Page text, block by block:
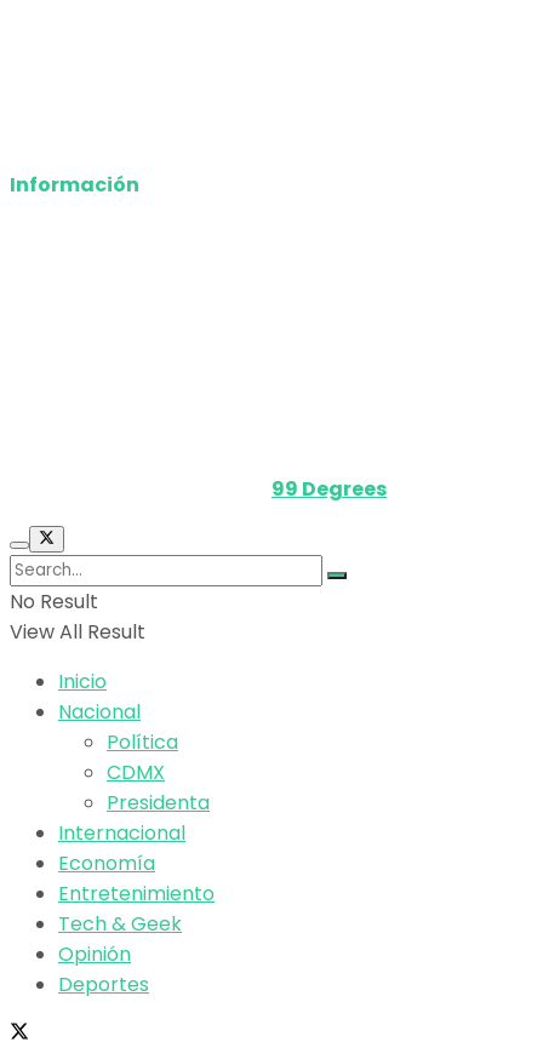
Información
99 Degrees
No Result
View All Result
Inicio
Nacional
Política
CDMX
Presidenta
Internacional
Economía
Entretenimiento
Tech & Geek
Opinión
Deportes